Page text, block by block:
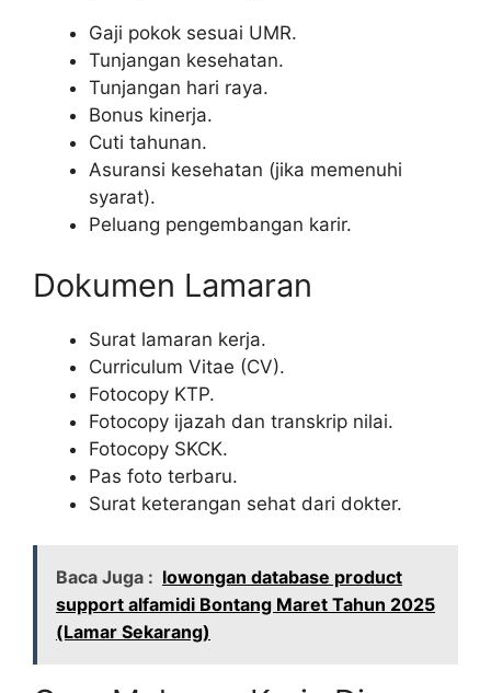
Gaji pokok sesuai UMR.
Tunjangan kesehatan.
Tunjangan hari raya.
Bonus kinerja.
Cuti tahunan.
Asuransi kesehatan (jika memenuhi
syarat).
Peluang pengembangan karir.
Dokumen Lamaran
Surat lamaran kerja.
Curriculum Vitae (CV).
Fotocopy KTP.
Fotocopy ijazah dan transkrip nilai.
Fotocopy SKCK.
Pas foto terbaru.
Surat keterangan sehat dari dokter.
Baca Juga : lowongan database product
support alfamidi Bontang Maret Tahun 2025
(Lamar Sekarang)